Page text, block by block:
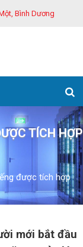
Bình Dương
TÍCH HỢP
được tích hợp
mới bắt đầu